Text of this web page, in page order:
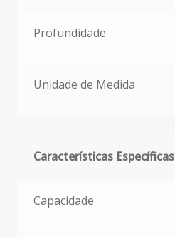
Profundidade
Unidade de Medida
Características Específicas
Capacidade